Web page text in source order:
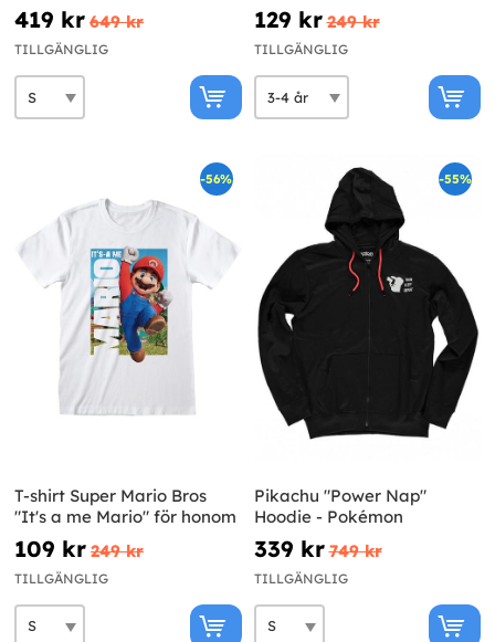
419 kr 649 kr
TILLGÄNGLIG
129 kr 249 kr
TILLGÄNGLIG
-56%
T-shirt Super Mario Bros
"It's a me Mario" för honom
109 kr 249 kr
TILLGÄNGLIG
-55%
Pikachu "Power Nap"
Hoodie - Pokémon
339 kr 749 kr
TILLGÄNGLIG